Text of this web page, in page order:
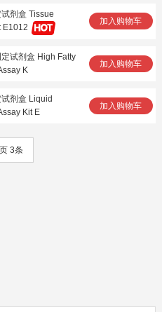
剂盒 Tissue
E1012
加入购物车
试剂盒 High Fatty
K
加入购物车
剂盒 Liquid
Kit E
加入购物车
3条